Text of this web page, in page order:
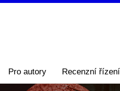
Pro autory Recenzní řízení